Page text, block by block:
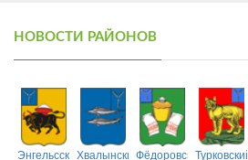
НОВОСТИ РАЙОНОВ
ЭнгельсскийХвалынскийФёдоровскийТурковский